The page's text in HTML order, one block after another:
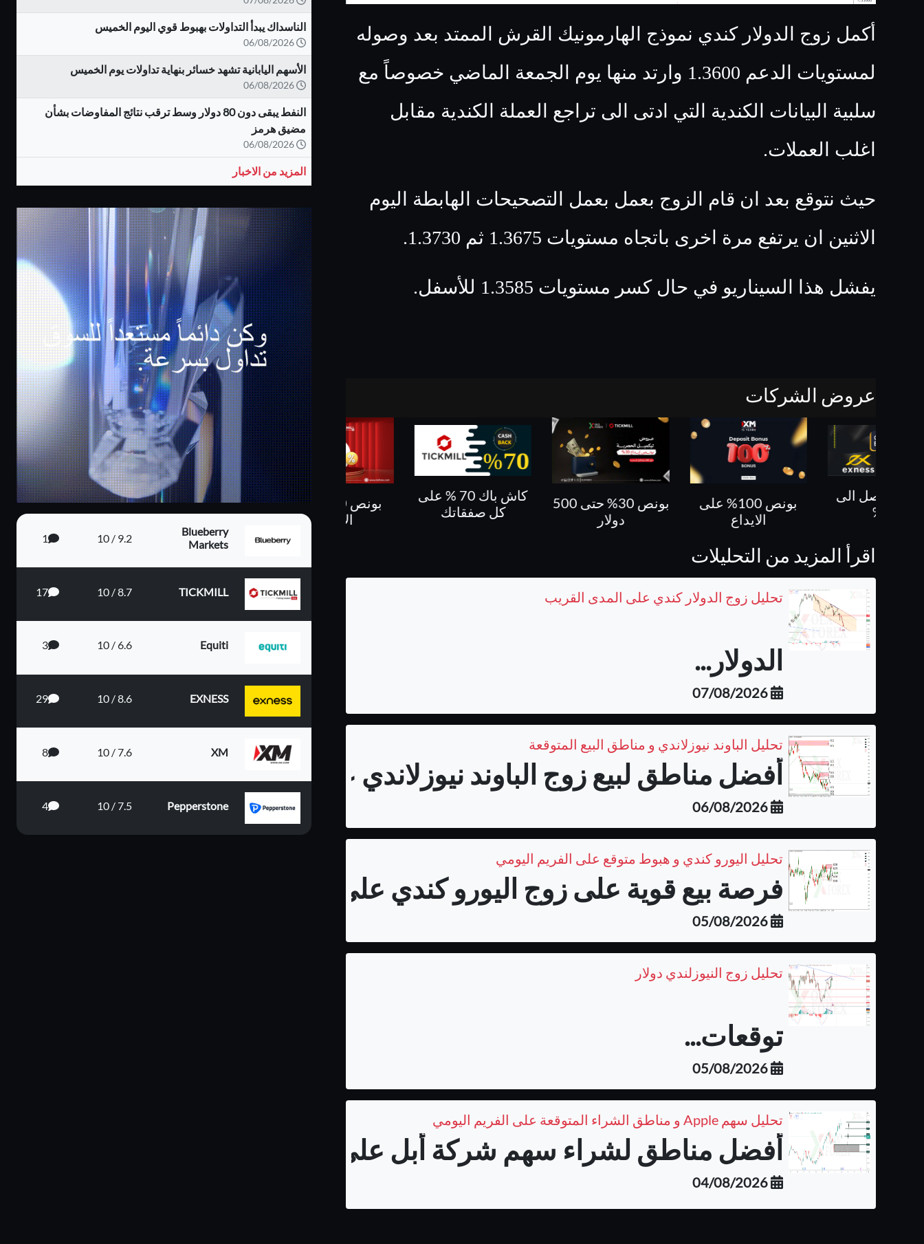
الناسداك يبدأ التداولات بهبوط قوي اليوم الخميس
06/08/2026
الأسهم اليابانية تشهد خسائر بنهاية تداولات يوم الخميس
06/08/2026
النفط يبقى دون 80 دولار وسط ترقب نتائج المفاوضات بشأن
مضيق هرمز
06/08/2026
المزيد من الاخبار
Blueberry
Markets
9.2 / 10
1
TICKMILL
8.7 / 10
17
Equiti
6.6 / 10
3
EXNESS
8.6 / 10
29
XM
7.6 / 10
8
Pepperstone
7.5 / 10
4
أكمل زوج الدولار كندي نموذج الهارمونيك القرش الممتد بعد وصوله
لمستويات الدعم 1.3600 وارتد منها يوم الجمعة الماضي خصوصاً مع
سلبية البيانات الكندية التي ادتى الى تراجع العملة الكندية مقابل
اغلب العملات.
حيث نتوقع بعد ان قام الزوج بعمل بعمل التصحيحات الهابطة اليوم
الاثنين ان يرتفع مرة اخرى باتجاه مستويات 1.3675 ثم 1.3730.
يفشل هذا السيناريو في حال كسر مستويات 1.3585 للأسفل.
عروض الشركات
بونص 100% على
الايداع
بونص 30% حتى 500
دولار
كاش باك 70 % على
كل صفقاتك
بونص 10 % على
الايداع
كاش باك حتى 60%
كاش باك يصل الى
80%
بونص 100% على
الايداع
اقرأ المزيد من التحليلات
تحليل زوج الدولار كندي على المدى القريب
الدولار...
07/08/2026
تحليل الباوند نيوزلاندي و مناطق البيع المتوقعة
أفضل مناطق لبيع زوج الباوند نيوزلاندي على فريم 4...
06/08/2026
تحليل اليورو كندي و هبوط متوقع على الفريم اليومي
فرصة بيع قوية على زوج اليورو كندي على الفريم الي...
05/08/2026
تحليل زوج النيوزلندي دولار
توقعات...
05/08/2026
تحليل سهم Apple و مناطق الشراء المتوقعة على الفريم اليومي
أفضل مناطق لشراء سهم شركة أبل على المدى البعيد
04/08/2026